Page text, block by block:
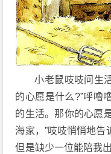
小老鼠吱吱问生
的心愿是什么?”呼噜
的生活。那你的心愿
海家，”吱吱悄悄地告
但是缺少一位能陪我